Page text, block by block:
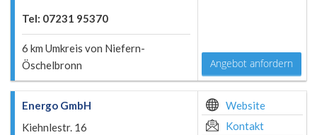
Tel: 07231 95370
6 km Umkreis von Niefern-
Öschelbronn
Angebot anfordern
Energo GmbH
Kiehnlestr. 16
Website
Kontakt